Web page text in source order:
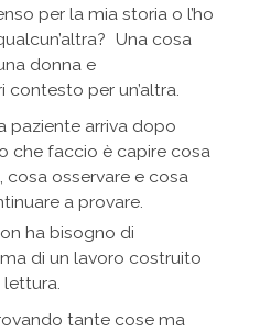
per la mia storia o l’ho
Una cosa
donna e
per un’altra.
paziente arriva dopo
che faccio è capire cosa
cosa osservare e cosa
a provare.
ha bisogno di
di un lavoro costruito
tante cose ma